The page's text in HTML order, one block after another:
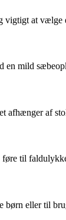
vigtigt at
en mild
afhænger af
føre til
børn eller til